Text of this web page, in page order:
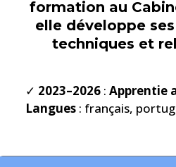
formation au
elle développe
techniques et
✓ 2023–2026 : Apprentie
Langues : français,